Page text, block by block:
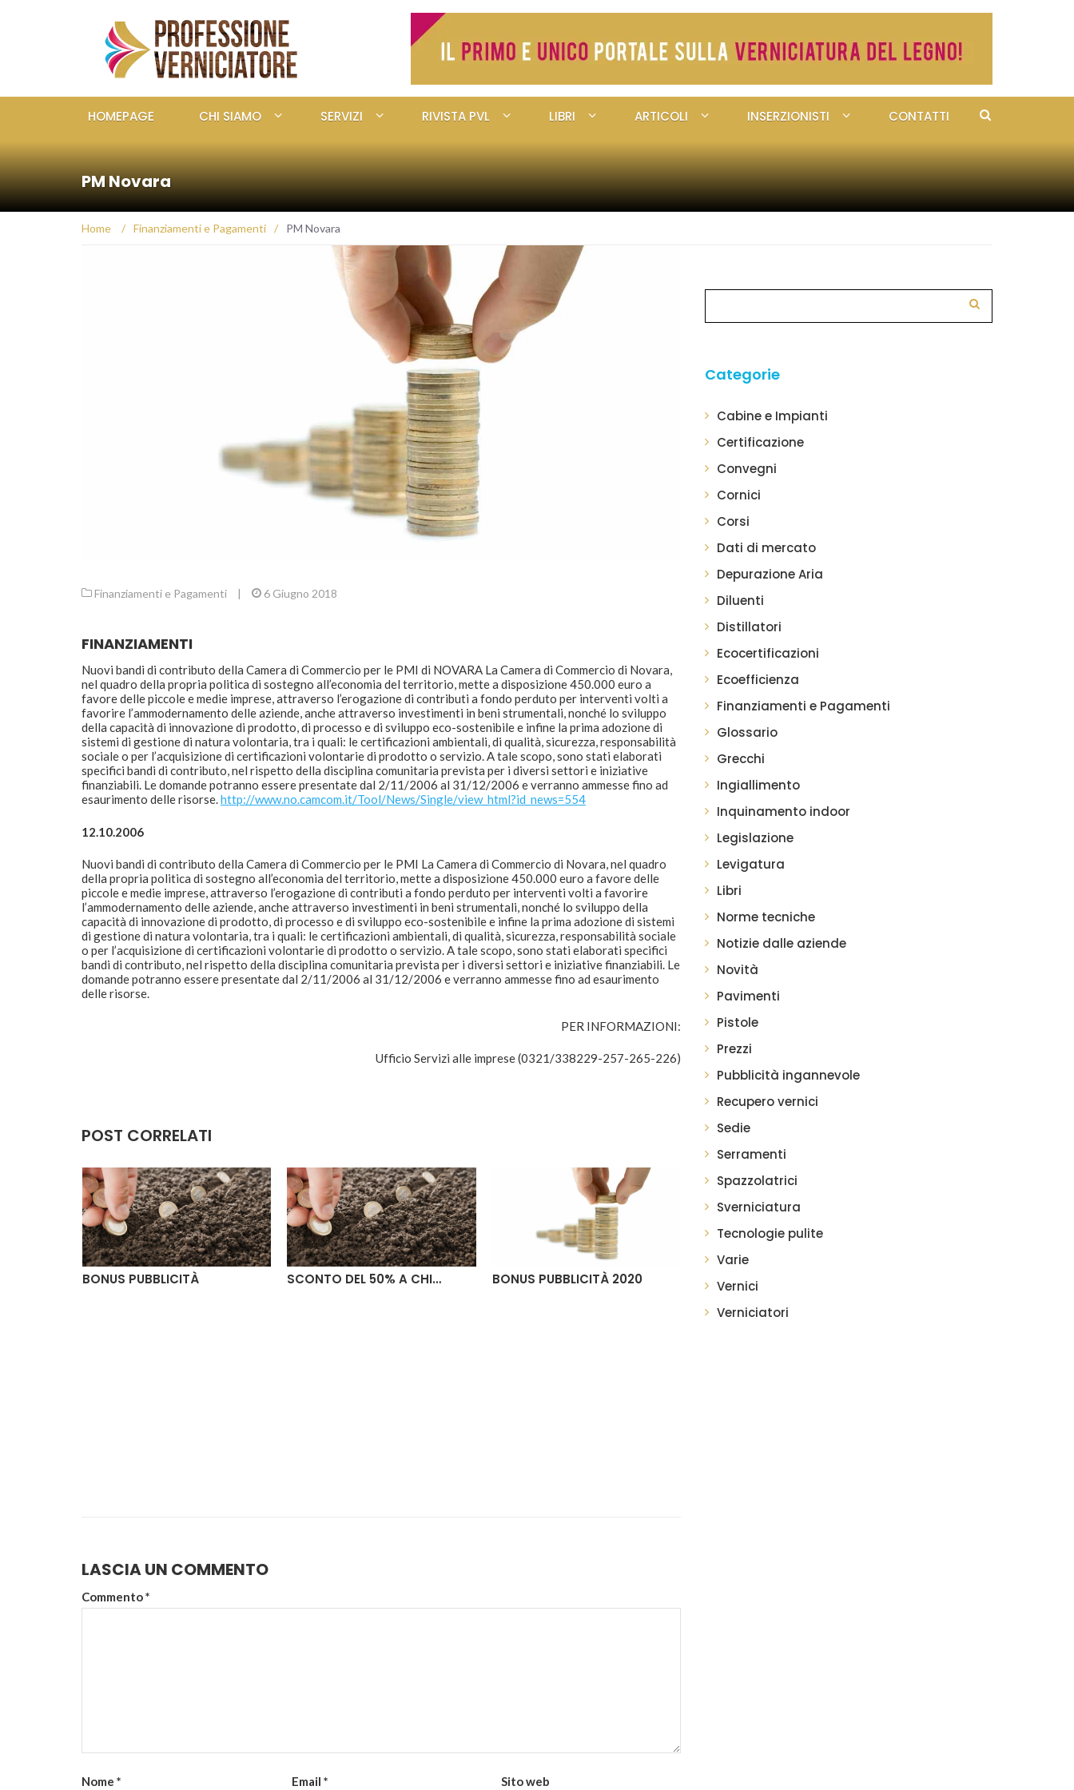
HOMEPAGE CHI SIAMO SERVIZI RIVISTA PVL LIBRI ARTICOLI INSERZIONISTI CONTATTI
PM Novara
Home / Finanziamenti e Pagamenti / PM Novara
Finanziamenti e Pagamenti | 6 Giugno 2018
FINANZIAMENTI
Nuovi bandi di contributo della Camera di Commercio per le PMI di NOVARA La Camera di Commercio di Novara,
nel quadro della propria politica di sostegno all’economia del territorio, mette a disposizione 450.000 euro a
favore delle piccole e medie imprese, attraverso l’erogazione di contributi a fondo perduto per interventi volti a
favorire l’ammodernamento delle aziende, anche attraverso investimenti in beni strumentali, nonché lo sviluppo
della capacità di innovazione di prodotto, di processo e di sviluppo eco-sostenibile e infine la prima adozione di
sistemi di gestione di natura volontaria, tra i quali: le certificazioni ambientali, di qualità, sicurezza, responsabilità
sociale o per l’acquisizione di certificazioni volontarie di prodotto o servizio. A tale scopo, sono stati elaborati
specifici bandi di contributo, nel rispetto della disciplina comunitaria prevista per i diversi settori e iniziative
finanziabili. Le domande potranno essere presentate dal 2/11/2006 al 31/12/2006 e verranno ammesse fino ad
esaurimento delle risorse.http://www.no.camcom.it/Tool/News/Single/view_html?id_news=554
12.10.2006
Nuovi bandi di contributo della Camera di Commercio per le PMI La Camera di Commercio di Novara, nel quadro
della propria politica di sostegno all’economia del territorio, mette a disposizione 450.000 euro a favore delle
piccole e medie imprese, attraverso l’erogazione di contributi a fondo perduto per interventi volti a favorire
l’ammodernamento delle aziende, anche attraverso investimenti in beni strumentali, nonché lo sviluppo della
capacità di innovazione di prodotto, di processo e di sviluppo eco-sostenibile e infine la prima adozione di sistemi
di gestione di natura volontaria, tra i quali: le certificazioni ambientali, di qualità, sicurezza, responsabilità sociale
o per l’acquisizione di certificazioni volontarie di prodotto o servizio. A tale scopo, sono stati elaborati specifici
bandi di contributo, nel rispetto della disciplina comunitaria prevista per i diversi settori e iniziative finanziabili. Le
domande potranno essere presentate dal 2/11/2006 al 31/12/2006 e verranno ammesse fino ad esaurimento
delle risorse.
PER INFORMAZIONI:
Ufficio Servizi alle imprese (0321/338229-257-265-226)
POST CORRELATI
BONUS PUBBLICITÀ SCONTO DEL 50% A CHI… BONUS PUBBLICITÀ 2020
AGEVOLAZIONI PER LA
LASCIA UN COMMENTO
Commento*
Nome * Email * Sito web
Categorie
Cabine e Impianti
Certificazione
Convegni
Cornici
Corsi
Dati di mercato
Depurazione Aria
Diluenti
Distillatori
Ecocertificazioni
Ecoefficienza
Finanziamenti e Pagamenti
Glossario
Grecchi
Ingiallimento
Inquinamento indoor
Legislazione
Levigatura
Libri
Norme tecniche
Notizie dalle aziende
Novità
Pavimenti
Pistole
Prezzi
Pubblicità ingannevole
Recupero vernici
Sedie
Serramenti
Spazzolatrici
Sverniciatura
Tecnologie pulite
Varie
Vernici
Verniciatori